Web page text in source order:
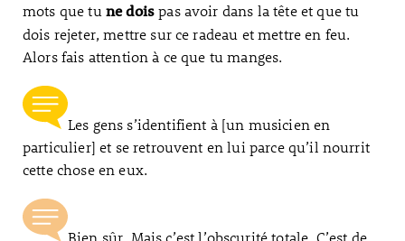
mots que tu ne dois pas avoir dans la tête et que tu
dois rejeter, mettre sur ce radeau et mettre en feu.
Alors fais attention à ce que tu manges.
Les gens s’identifient à [un musicien en
particulier] et se retrouvent en lui parce qu’il nourrit
cette chose en eux.
Bien sûr. Mais c’est l’obscurité totale. C’est de